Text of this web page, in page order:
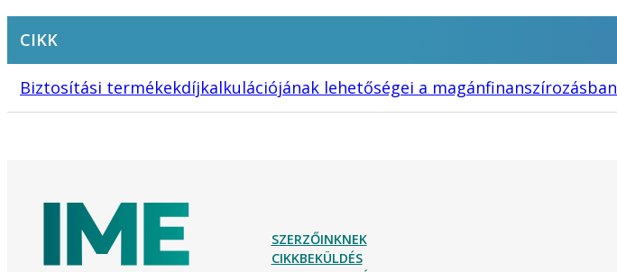
CIKK
Biztosítási termékekdíjkalkulációjának lehetőségei a magánfinanszírozásban
SZERZŐINKNEK
CIKKBEKÜLDÉS